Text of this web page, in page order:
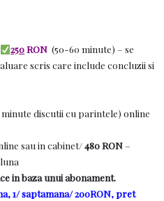
250RON (50-60 minute) – se
scris care include concluzii si
minute discutii cu parintele) online
sau in cabinet/480 RON–
in baza unui abonament.
1/ saptamana/ 200RON,pret